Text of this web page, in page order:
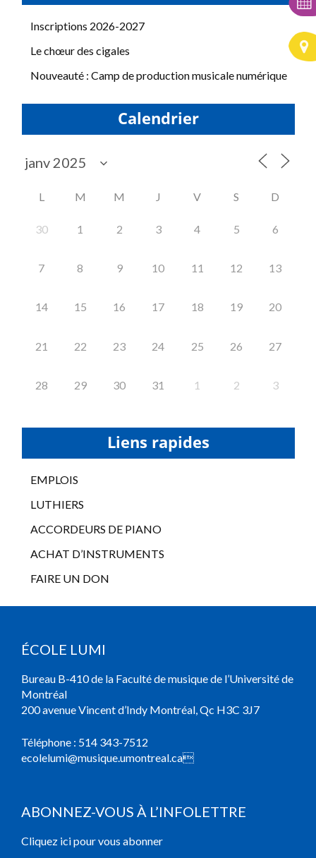
Inscriptions 2026-2027
Le chœur des cigales
Nouveauté : Camp de production musicale numérique
Calendrier
L M M J V S D
30 1 2 3 4 5 6
7 8 9 10 11 12 13
14 15 16 17 18 19 20
21 22 23 24 25 26 27
28 29 30 31 1 2 3
Liens rapides
EMPLOIS
LUTHIERS
ACCORDEURS DE PIANO
ACHAT D’INSTRUMENTS
FAIRE UN DON
ÉCOLE LUMI
Bureau B-410 de la Faculté de musique de l’Université de
Montréal
200 avenue Vincent d’Indy Montréal, Qc H3C 3J7
Téléphone : 514 343-7512
ecolelumi@musique.umontreal.ca
ABONNEZ-VOUS À L’INFOLETTRE
Cliquez ici pour vous abonner